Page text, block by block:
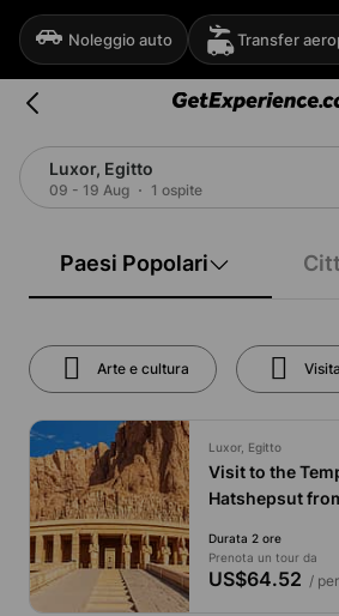
Noleggio auto Transfer
Luxor, Egitto
09 - 19 Aug 1 ospite
Paesi Popolari
Arte e cultura
Luxor, Egitto
Visit to the
Hatshepsut
Durata 2 ore
Prenota un tour da
US$64.52 /